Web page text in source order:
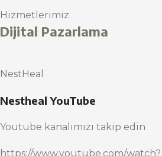
Hizmetlerimiz
Dijital Pazarlama
NestHeal
Nestheal YouTube
Youtube kanalımızı takip edin
https://www.youtube.com/watch?